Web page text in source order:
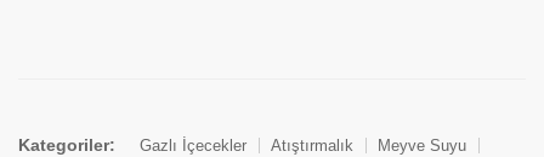
Kategoriler: Gazlı İçecekler Atıştırmalık
Meyve Suyu